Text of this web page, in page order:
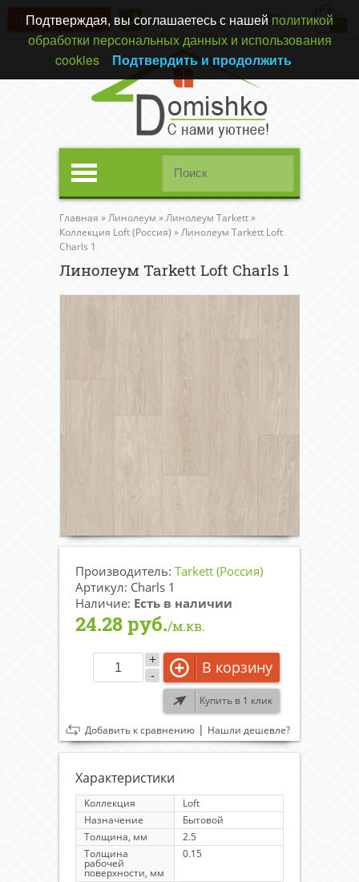
(0)
Перезвонить вам?
Главная »Линолеум »Линолеум Tarkett»
Коллекция Loft (Россия) »Линолеум Tarkett Loft
Charls 1
Линолеум Tarkett Loft Charls 1
Производитель: Tarkett (Россия)
Артикул: Charls 1
Наличие: Есть в наличии
24.28 руб./м.кв.
-
+ В корзину
Купить в 1 клик
Добавить к сравнению | Нашли дешевле?
Характеристики
Коллекция
Loft
Назначение
Бытовой
Толщина, мм
2.5
Толщина
рабочей
поверхности, мм
0.15
Подтверждая, вы соглашаетесь с нашей политикой
обработки персональных данных и использования
cookies
Подтвердить и продолжить